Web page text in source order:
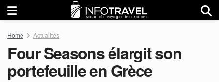
Home Actualités
Four Seasons élargit son
portefeuille en Grèce